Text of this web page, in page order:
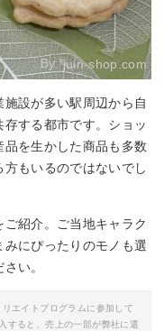
By:juin-shop.com
設が多い駅周辺から自
する都市です。ショッ
を生かした商品も多数
もいるのではないでし
紹介。ご当地キャラク
にぴったりのモノも選
い。
エイトプログラムに参加して
すると、売上の一部が弊社に還